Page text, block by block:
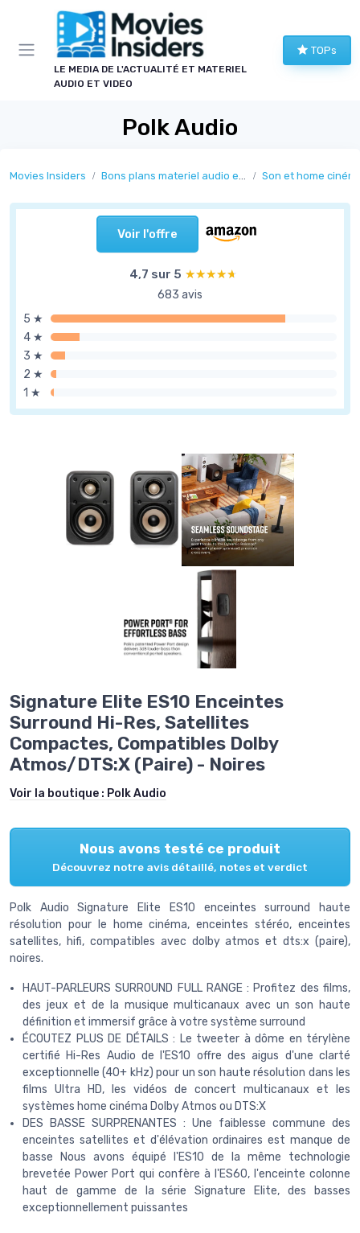
LE MEDIA DE L'ACTUALITÉ ET MATERIEL
AUDIO ET VIDEO
TOPs
Polk Audio
Movies Insiders Bons plans materiel audio et video Son et home
Voir l'offre
4,7 sur 5 ★★★★★
★★★★★
683 avis
5 ★
4 ★
3 ★
2 ★
1 ★
Signature Elite ES10 Enceintes
Surround Hi-Res, Satellites
Compactes, Compatibles Dolby
Atmos/DTS:X (Paire) - Noires
Voir la boutique : Polk Audio
Nous avons testé ce produit
Découvrez notre avis détaillé, notes et verdict
Polk Audio Signature Elite ES10 enceintes surround haute
résolution pour le home cinéma, enceintes stéréo, enceintes
satellites, hifi, compatibles avec dolby atmos et dts:x (paire),
noires.
HAUT-PARLEURS SURROUND FULL RANGE : Profitez des films,
des jeux et de la musique multicanaux avec un son haute
définition et immersif grâce à votre système surround
ÉCOUTEZ PLUS DE DÉTAILS : Le tweeter à dôme en térylène
certifié Hi-Res Audio de l'ES10 offre des aigus d'une clarté
exceptionnelle (40+ kHz) pour un son haute résolution dans les
films Ultra HD, les vidéos de concert multicanaux et les
systèmes home cinéma Dolby Atmos ou DTS:X
DES BASSE SURPRENANTES : Une faiblesse commune des
enceintes satellites et d'élévation ordinaires est manque de
basse Nous avons équipé l'ES10 de la même technologie
brevetée Power Port qui confère à l'ES60, l'enceinte colonne
haut de gamme de la série Signature Elite, des basses
exceptionnellement puissantes
Panneau de gestion des cookies